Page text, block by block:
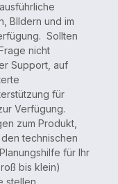
BIldern und im
Sollten
nicht
Support, auf
für
Verfügung.
zum Produkt,
technischen
für Ihr
bis klein)
stellen.